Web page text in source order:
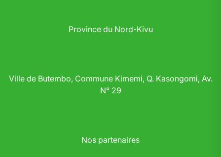
Province du Nord-Kivu
Ville de Butembo, Commune Kimemi, Q. Kasongomi, Av.
N° 29
Nos partenaires